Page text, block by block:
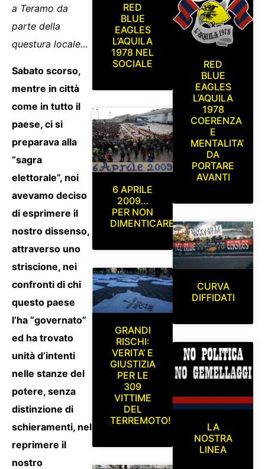
a Teramo da
parte della
questura locale…
Sabato scorso,
mentre in città
come in tutto il
paese, ci si
preparava alla
“sagra
elettorale”, noi
avevamo deciso
di esprimere il
nostro dissenso,
attraverso uno
striscione, nei
confronti di chi
questo paese
l’ha “governato”
ed ha trovato
unità d’intenti
nelle stanze del
potere, senza
distinzione di
schieramenti, nel
reprimere il
nostro
RED
BLUE
EAGLES
L’AQUILA
1978 NEL
SOCIALE
6 APRILE
2009…
PER NON
DIMENTICARE
GRANDI
RISCHI:
VERITA’ E
GIUSTIZIA
PER LE
309
VITTIME
DEL
TERREMOTO!
RED
BLUE
EAGLES
L’AQUILA
1978
COERENZA
E
MENTALITA’
DA
PORTARE
AVANTI
CURVA
DIFFIDATI
LA
NOSTRA
LINEA